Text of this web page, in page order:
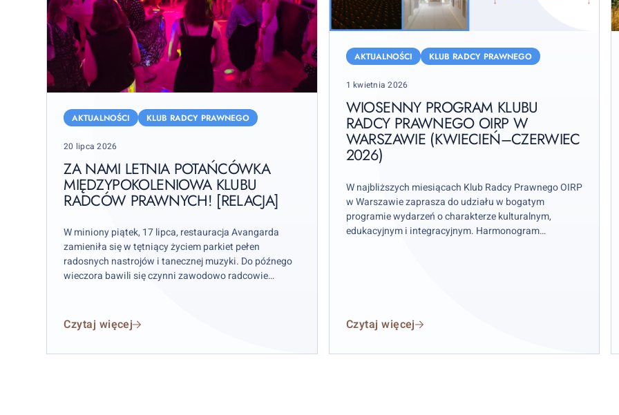
nami
Potańcówka
Międzypokoleniowa
Klubu
Radców
[RELACJA]
AKTUALNOŚCI KLUB RADCY PRAWNEGO
Posted
20 lipca 2026
ZA NAMI LETNIA POTAŃCÓWKA
MIĘDZYPOKOLENIOWA KLUBU
RADCÓW PRAWNYCH! [RELACJA]
W miniony piątek, 17 lipca, restauracja Avangarda
zamieniła się w tętniący życiem parkiet pełen
radosnych nastrojów i tanecznej muzyki. Do późnego
wieczora bawili się czynni zawodowo radcowie
Czytaj więcej
program
Radcy
Prawnego
OIRP
Warszawie
czerwiec
2026)
AKTUALNOŚCI KLUB RADCY PRAWNEGO
Posted
1 kwietnia 2026
WIOSENNY PROGRAM KLUBU
RADCY PRAWNEGO OIRP W
WARSZAWIE (KWIECIEŃ–CZERWIEC
2026)
W najbliższych miesiącach Klub Radcy Prawnego OIRP
w Warszawie zaprasza do udziału w bogatym
programie wydarzeń o charakterze kulturalnym,
edukacyjnym i integracyjnym. Harmonogram
Czytaj więcej